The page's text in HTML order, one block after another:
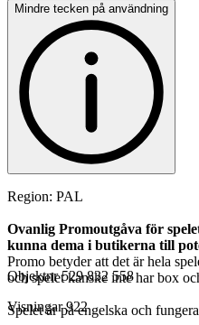
Mindre tecken på användning
Region: PAL
Ovanlig Promoutgåva för
kunna dema i butikerna till
Promo betyder att det är hela
och spelet kanske inte har box
Spelet är på engelska och
Objektnr 529 832 558
Visningar 922